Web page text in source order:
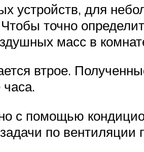
для
точно
масс в
втрое.
с помощью
по